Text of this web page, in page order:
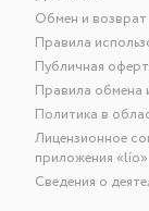
Обмен и возврат
Правила
Публичная
Правила обмена
Политика в
Лицензионное
приложения «lío»
Сведения о